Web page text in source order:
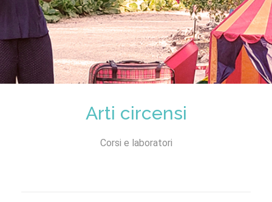
Arti circensi
Corsi e laboratori